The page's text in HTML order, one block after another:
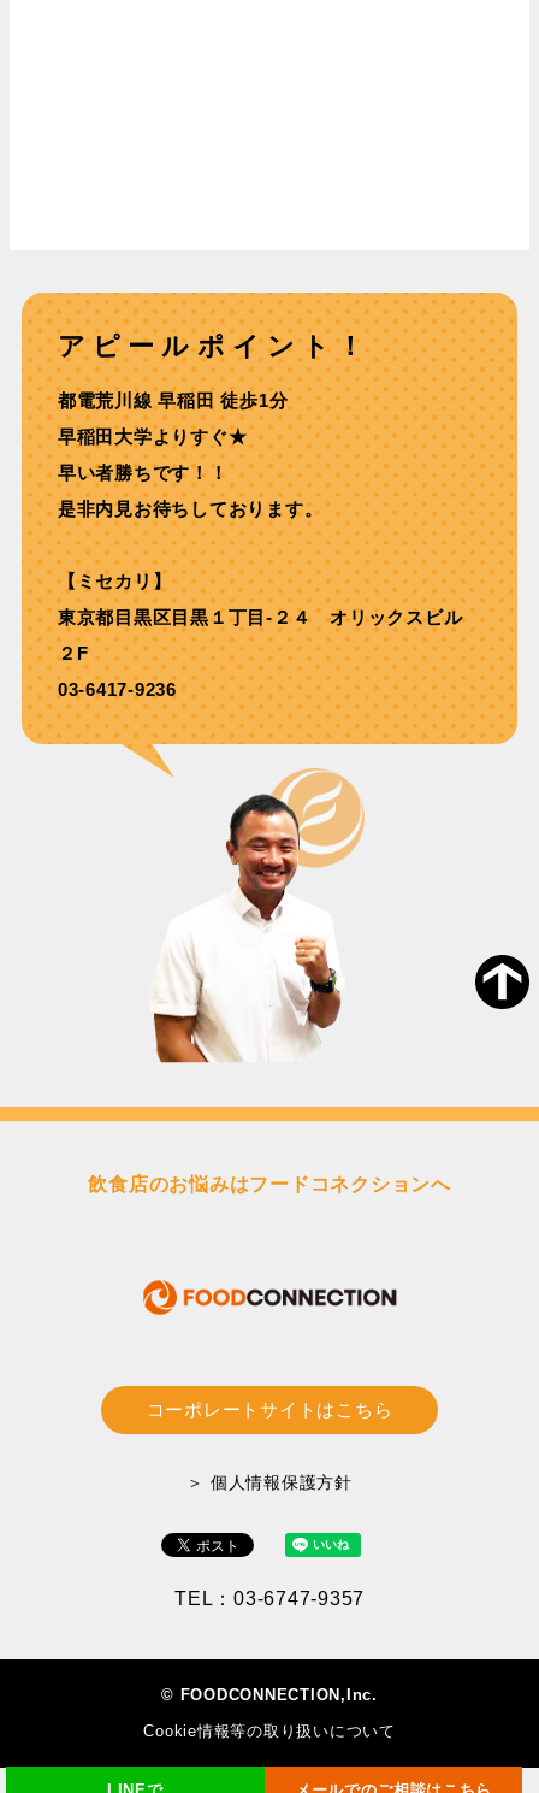
アピールポイント！
都電荒川線 早稲⽥ 徒歩1分
早稲田大学よりすぐ★
早い者勝ちです！！
是非内見お待ちしております。
【ミセカリ】
東京都目黒区目黒１丁目-２４ オリックスビル
２F
03-6417-9236
飲食店のお悩みはフードコネクションへ
コーポレートサイトはこちら
＞ 個人情報保護方針
TEL：03-6747-9357
© FOODCONNECTION,Inc.
Cookie情報等の取り扱いについて